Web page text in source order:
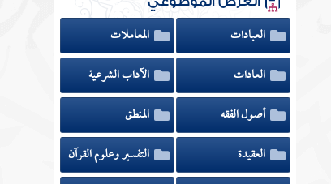
العبادات
المعاملات
العادات
الآداب الشرعية
أصول الفقه
المنطق
العقيدة
التفسير وعلوم القرآن